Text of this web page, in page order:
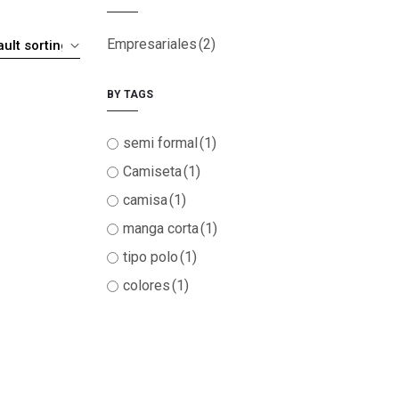
Empresariales(2)
BY TAGS
semi formal(1)
Camiseta(1)
camisa(1)
manga corta(1)
tipo polo(1)
colores(1)